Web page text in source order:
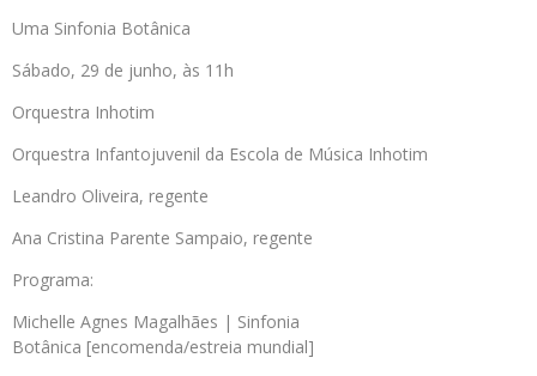
Uma Sinfonia Botânica
Sábado, 29 de junho, às 11h
Orquestra Inhotim
Orquestra Infantojuvenil da Escola de Música Inhotim
Leandro Oliveira, regente
Ana Cristina Parente Sampaio, regente
Programa:
Michelle Agnes Magalhães | Sinfonia
Botânica [encomenda/estreia mundial]